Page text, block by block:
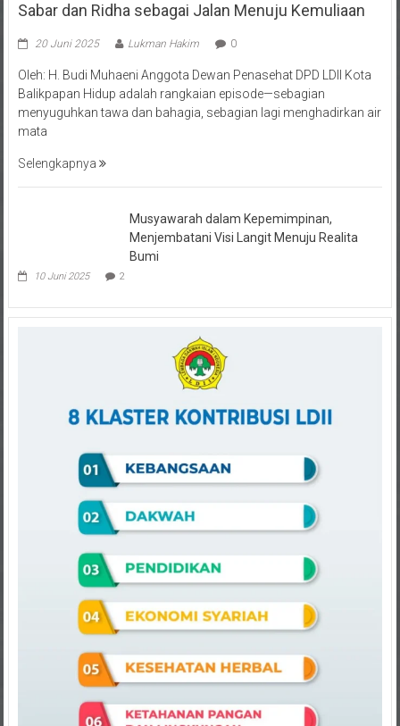
Sabar dan Ridha sebagai Jalan Menuju Kemuliaan
20 Juni 2025 Lukman Hakim 0
Oleh: H. Budi Muhaeni Anggota Dewan Penasehat DPD LDII Kota
Balikpapan Hidup adalah rangkaian episode—sebagian
menyuguhkan tawa dan bahagia, sebagian lagi menghadirkan air
mata
Selengkapnya
Musyawarah dalam Kepemimpinan,
Menjembatani Visi Langit Menuju Realita
Bumi
10 Juni 2025 2